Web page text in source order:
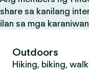
share sa kanilang
ilan sa mga
Outdoors
Hiking, biking,